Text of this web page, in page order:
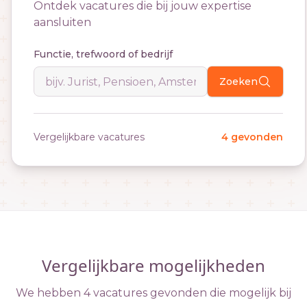
Ontdek vacatures die bij jouw expertise
aansluiten
Functie, trefwoord of bedrijf
Zoeken
Vergelijkbare vacatures 4 gevonden
Vergelijkbare mogelijkheden
We hebben 4 vacatures gevonden die mogelijk bij